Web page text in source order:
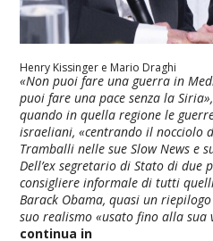
Henry Kissinger e Mario Draghi
«Non puoi fare una guerra in
puoi fare una pace senza la
quando in quella regione le
israeliani, «centrando il nocciolo
Tramballi nelle sue Slow News e
Dell’ex segretario di Stato di due
consigliere informale di tutti
Barack Obama, quasi un
suo realismo «usato fino alla sua
continua in